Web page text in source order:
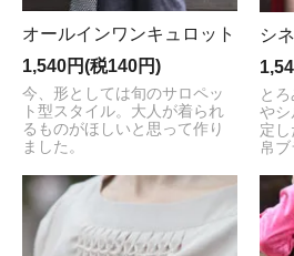
オールインワンキュロット
1,540円(税140円)
今、形としては旬のサロペッ
ト型スタイル。大人が着られ
るものがほしいと思って作り
ました。
シ
と
やシ
定
帛ブ